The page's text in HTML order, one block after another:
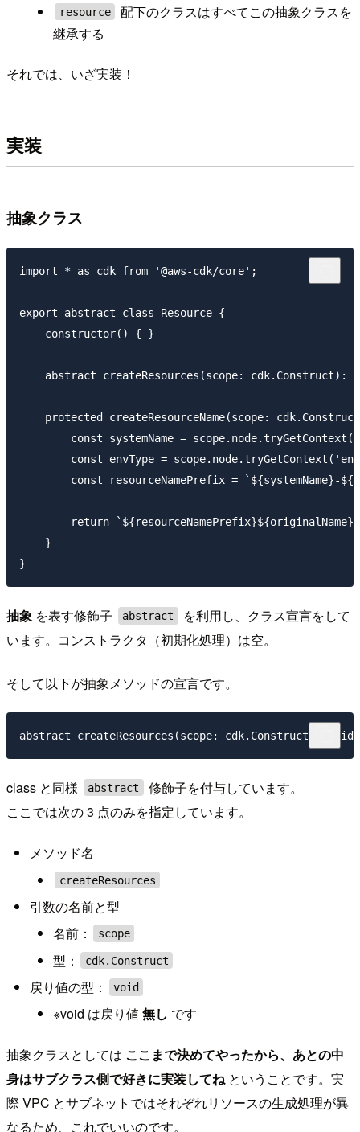
resource
配下のクラスはすべてこの抽象クラスを
継承する
それでは、いざ実装！
実装
抽象クラス
import * as cdk from '@aws-cdk/core';
export abstract class Resource {
    constructor() { }
abstract createResources(scope: cdk.Construct):
protected createResourceName(scope:
const systemName =
const envType =
const resourceNamePrefix = `${systemName}-
return
    }
抽象 を表す修飾子 abstract
を利用し、クラス宣言をして
います。コンストラクタ（初期化処理）は空。
そして以下が抽象メソッドの宣言です。
class と同様 abstract
修飾子を付与しています。
ここでは次の 3 点のみを指定しています。
メソッド名
createResources
引数の名前と型
名前：
scope
型： cdk.Construct
戻り値の型： void
※void は戻り値 無し です
抽象クラスとしては ここまで決めてやったから、あとの中
身はサブクラス側で好きに実装してねということです。実
際 VPC とサブネットではそれぞれリソースの生成処理が異
なるため、これでいいのです。